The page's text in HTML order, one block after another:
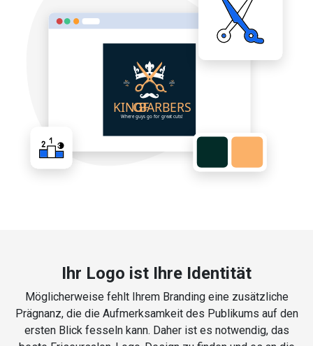
Ihr Logo ist Ihre Identität
Möglicherweise fehlt Ihrem Branding eine zusätzliche
Prägnanz, die die Aufmerksamkeit des Publikums auf den
ersten Blick fesseln kann. Daher ist es notwendig, das